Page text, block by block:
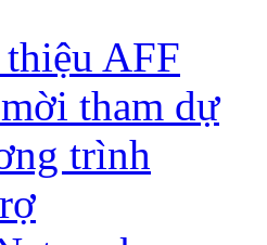
AFF
tham dự
trình